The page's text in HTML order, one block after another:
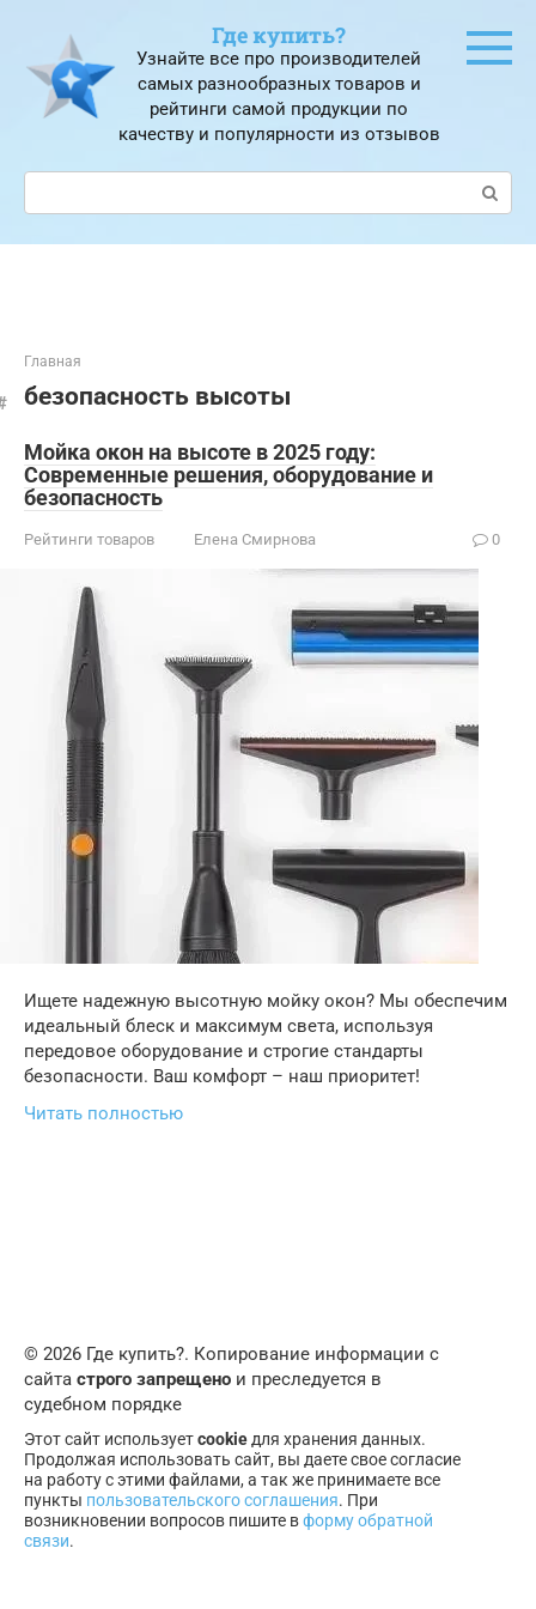
контенту
Где купить?
Узнайте все про производителей
самых разнообразных товаров и
рейтинги самой продукции по
качеству и популярности из отзывов
Поиск:
Главная
безопасность высоты
Мойка окон на высоте в 2025 году:
Современные решения, оборудование и
безопасность
Рейтинги товаров Елена Смирнова 0
Ищете надежную высотную мойку окон? Мы обеспечим
идеальный блеск и максимум света, используя
передовое оборудование и строгие стандарты
безопасности. Ваш комфорт – наш приоритет!
Читать полностью
© 2026 Где купить?. Копирование информации с
сайта строго запрещено и преследуется в
судебном порядке
Этот сайт используетcookie для хранения данных.
Продолжая использовать сайт, вы даете свое согласие
на работу с этими файлами, а так же принимаете все
пункты пользовательского соглашения. При
возникновении вопросов пишите вформу обратной
связи.